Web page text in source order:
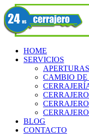
Skip
to
content
Facebook
HOME
SERVICIOS
CAMBIO
BLOG
CONTACTO